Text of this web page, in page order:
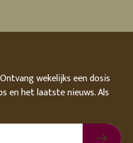
wekelijks een dosis
en het laatste nieuws. Als